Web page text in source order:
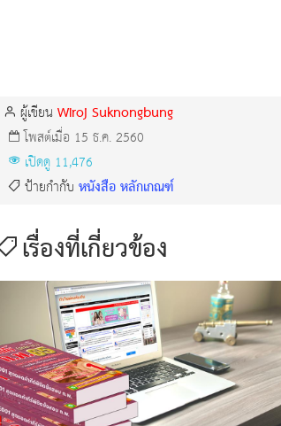
ผู้เขียนWiroj Suknongbung
โพสต์เมื่อ 15 ธ.ค. 2560
เปิดดู 11,476
ป้ายกำกับ หนังสือ หลักเกณฑ์
เรื่องที่เกี่ยวข้อง